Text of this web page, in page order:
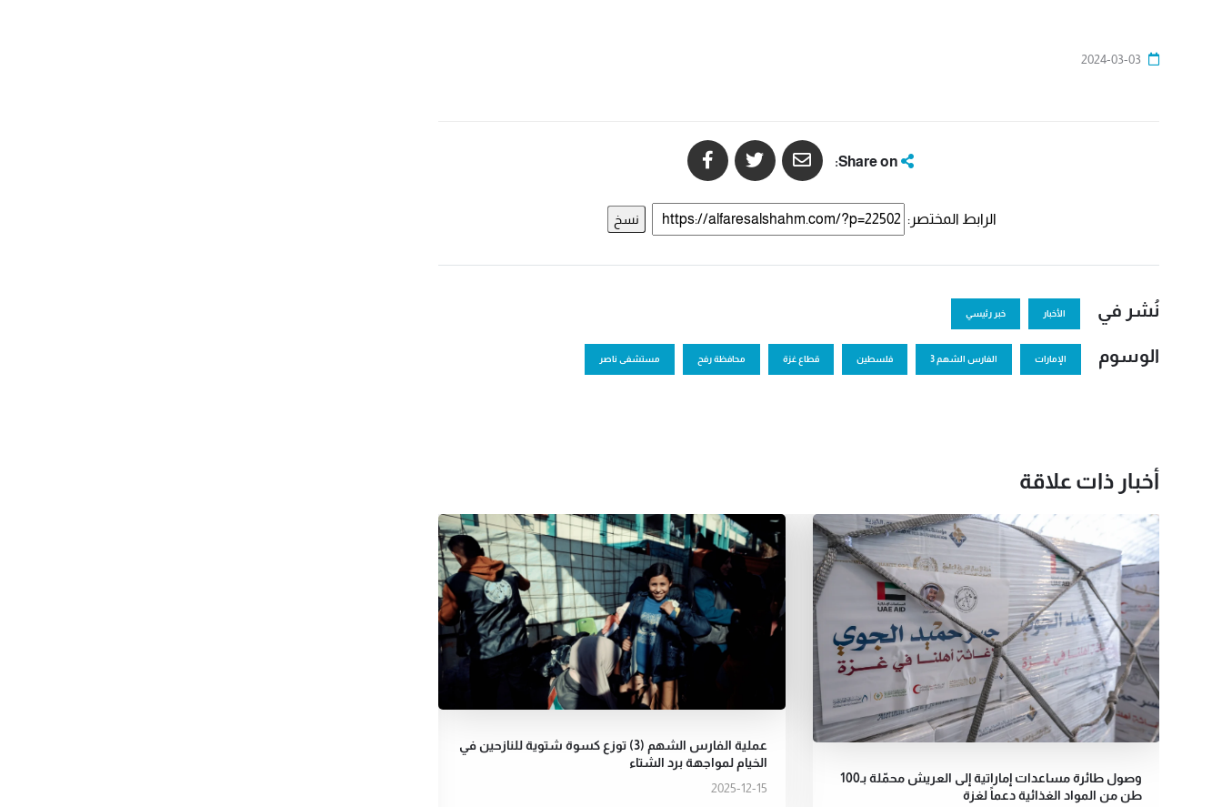
2024-03-03
الرابط المختصر: نسخ
نُشر في الأخبار خبر رئيسي
الوسوم الإمارات الفارس الشهم 3 فلسطين قطاع غزة محافظة رفح مستشفى ناصر
أخبار ذات علاقة
وصول طائرة مساعدات إماراتية إلى العريش محمّلة بـ100
طن من المواد الغذائية دعماً لغزة
عملية الفارس الشهم (3) توزع كسوة شتوية للنازحين في
الخيام لمواجهة برد الشتاء
2025-12-15